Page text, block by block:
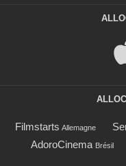
Filmstarts Allemagne
AdoroCinema Brésil